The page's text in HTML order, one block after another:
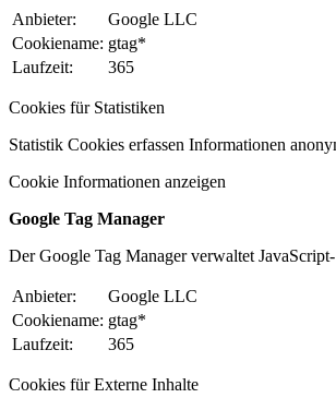
Anbieter:
Google LLC
Cookiename: gtag*
Laufzeit:
365
Cookies für Statistiken
Statistik Cookies erfassen Informationen
Cookie Informationen anzeigen
Google Tag Manager
Der Google Tag Manager verwaltet
Anbieter:
Google LLC
Cookiename: gtag*
Laufzeit:
365
Cookies für Externe Inhalte